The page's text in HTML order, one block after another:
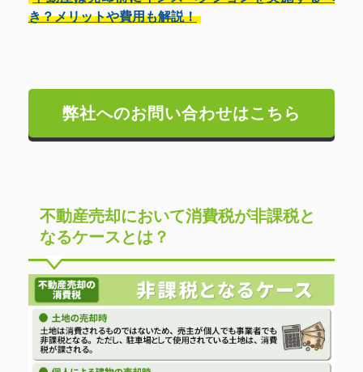
き？メリットや費用も解説！
弊社へのお問い合わせはこちら
不動産売却において消費税が非課税と
なるケースとは？